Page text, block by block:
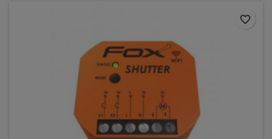
favorite_border